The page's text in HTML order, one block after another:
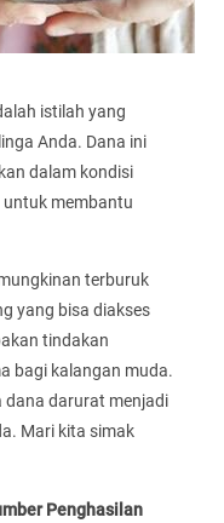
istilah yang
Anda. Dana ini
dalam kondisi
membantu
terburuk
yang bisa diakses
tindakan
bagi kalangan muda.
dana darurat menjadi
Mari kita simak
Penghasilan